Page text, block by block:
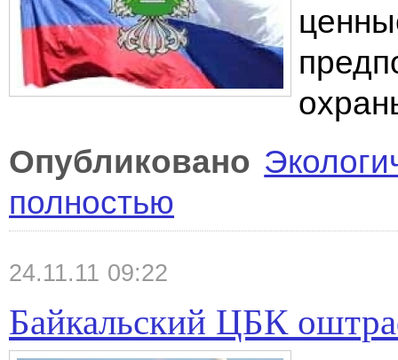
Опубликовано
полностью
24.11.11 09:22
Байкальский ЦБК